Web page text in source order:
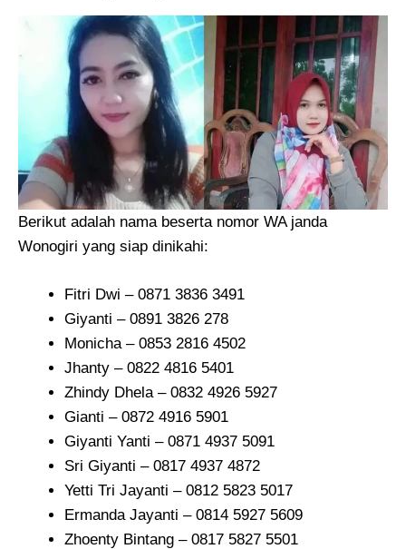
Berikut adalah nama beserta nomor WA janda
Wonogiri yang siap dinikahi:
Fitri Dwi – 0871 3836 3491
Giyanti – 0891 3826 278
Monicha – 0853 2816 4502
Jhanty – 0822 4816 5401
Zhindy Dhela – 0832 4926 5927
Gianti – 0872 4916 5901
Giyanti Yanti – 0871 4937 5091
Sri Giyanti – 0817 4937 4872
Yetti Tri Jayanti – 0812 5823 5017
Ermanda Jayanti – 0814 5927 5609
Zhoenty Bintang – 0817 5827 5501